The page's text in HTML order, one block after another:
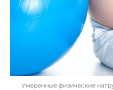
Умеренные физические